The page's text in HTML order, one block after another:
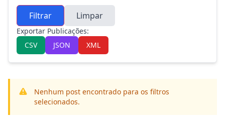
Filtrar Limpar
Exportar Publicações:
CSV
JSON XML
Nenhum post encontrado para os filtros
selecionados.